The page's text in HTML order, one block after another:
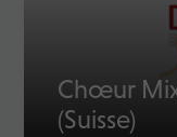
Chœur
(Suisse)